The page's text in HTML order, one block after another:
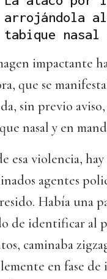
arrojándola
tabique nasal
impactante
que se
sin previo
nasal y en
esa violencia,
agentes
Había una
de identificar al
caminaba
en fase